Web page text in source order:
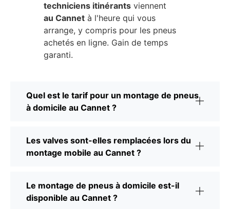
techniciens itinérants viennent
au Cannet à l'heure qui vous
arrange, y compris pour les pneus
achetés en ligne. Gain de temps
garanti.
Quel est le tarif pour un montage de pneus
à domicile au Cannet ?
Les valves sont-elles remplacées lors du
montage mobile au Cannet ?
Le montage de pneus à domicile est-il
disponible au Cannet ?